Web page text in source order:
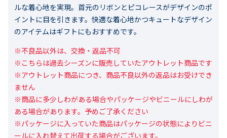
ルな着心地を実現。首元のリボンとピコレースがデザインのポ
イントに目を引きます。快適な着心地かつキュートなデザイン
のアイテムはギフトにもおすすめです。
※不良品以外は、交換・返品不可
※こちらは過去シーズンに販売していたアウトレット商品です
※アウトレット商品につき、商品不良以外の返品はお受けでき
ません
※商品に多少しわがある場合やパッケージやビニールにしわが
ある場合があります。予めご了承ください
※パッケージに入っていた商品はパッケージの状態によりビニ
ールに入れ替えて出荷する場合がございます。